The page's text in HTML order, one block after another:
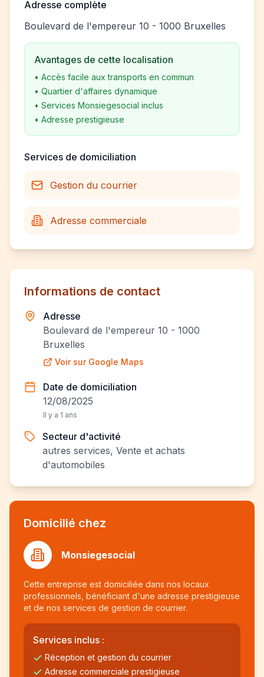
Adresse complète
Boulevard de l'empereur 10 - 1000 Bruxelles
Avantages de cette localisation
• Accès facile aux transports en commun
• Quartier d'affaires dynamique
• Services Monsiegesocial inclus
• Adresse prestigieuse
Services de domiciliation
Gestion du courrier
Adresse commerciale
Informations de contact
Adresse
Boulevard de l'empereur 10 - 1000
Bruxelles
Voir sur Google Maps
Date de domiciliation
12/08/2025
Il y a 1 ans
Secteur d'activité
autres services, Vente et achats
d'automobiles
Domicilié chez
Monsiegesocial
Cette entreprise est domiciliée dans nos locaux
professionnels, bénéficiant d'une adresse prestigieuse
et de nos services de gestion de courrier.
Services inclus :
Réception et gestion du courrier
Adresse commerciale prestigieuse